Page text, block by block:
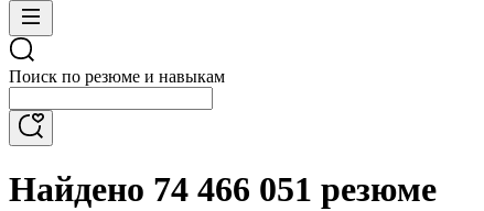
Поиск по резюме и навыкам
Найдено 74 466 051 резюме